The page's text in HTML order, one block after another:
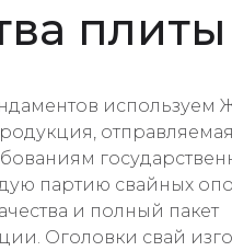
плиты
используем
партию свайных
и полный пакет
Оголовки свай